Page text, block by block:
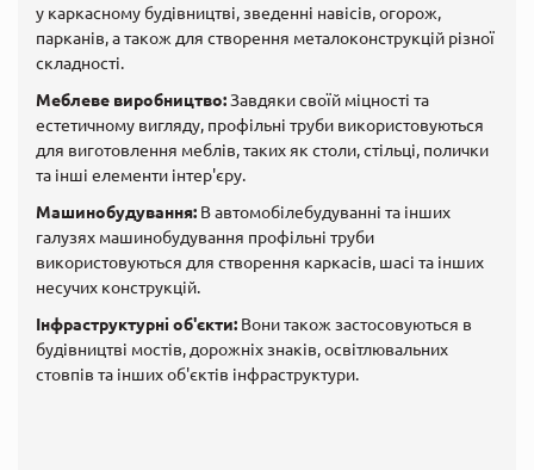
у каркасному будівництві, зведенні навісів, огорож,
парканів, а також для створення металоконструкцій різної
складності.
Меблеве виробництво:Завдяки своїй міцності та
естетичному вигляду, профільні труби використовуються
для виготовлення меблів, таких як столи, стільці, полички
та інші елементи інтер'єру.
Машинобудування: В автомобілебудуванні та інших
галузях машинобудування профільні труби
використовуються для створення каркасів, шасі та інших
несучих конструкцій.
Інфраструктурні об'єкти: Вони також застосовуються в
будівництві мостів, дорожніх знаків, освітлювальних
стовпів та інших об'єктів інфраструктури.